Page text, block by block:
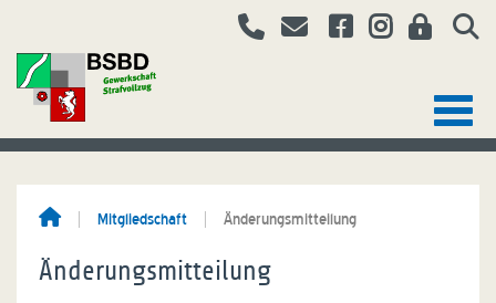
Mitgliedschaft Änderungsmitteilung
Änderungsmitteilung